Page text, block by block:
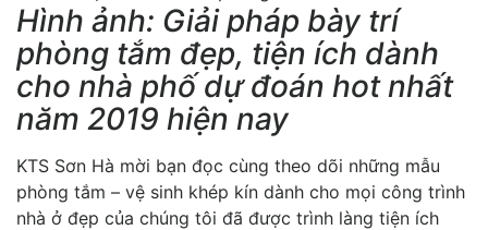
Hình ảnh: Giải pháp bày trí
phòng tắm đẹp, tiện ích dành
cho nhà phố dự đoán hot nhất
năm 2019 hiện nay
KTS Sơn Hà mời bạn đọc cùng theo dõi những mẫu
phòng tắm – vệ sinh khép kín dành cho mọi công trình
nhà ở đẹp của chúng tôi đã được trình làng tiện ích